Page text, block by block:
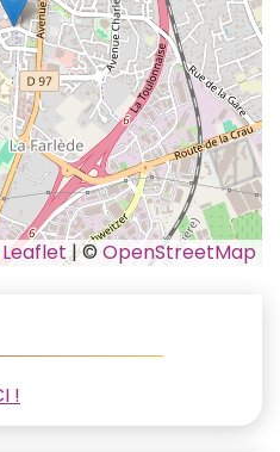
Leaflet |©OpenStreetMap
!